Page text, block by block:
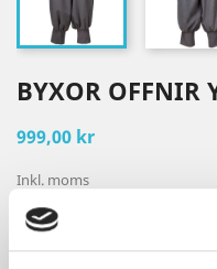
BYXOR OFFNIR
999,00 kr
Inkl. moms
Byxor av ylle för lajv,
Färg